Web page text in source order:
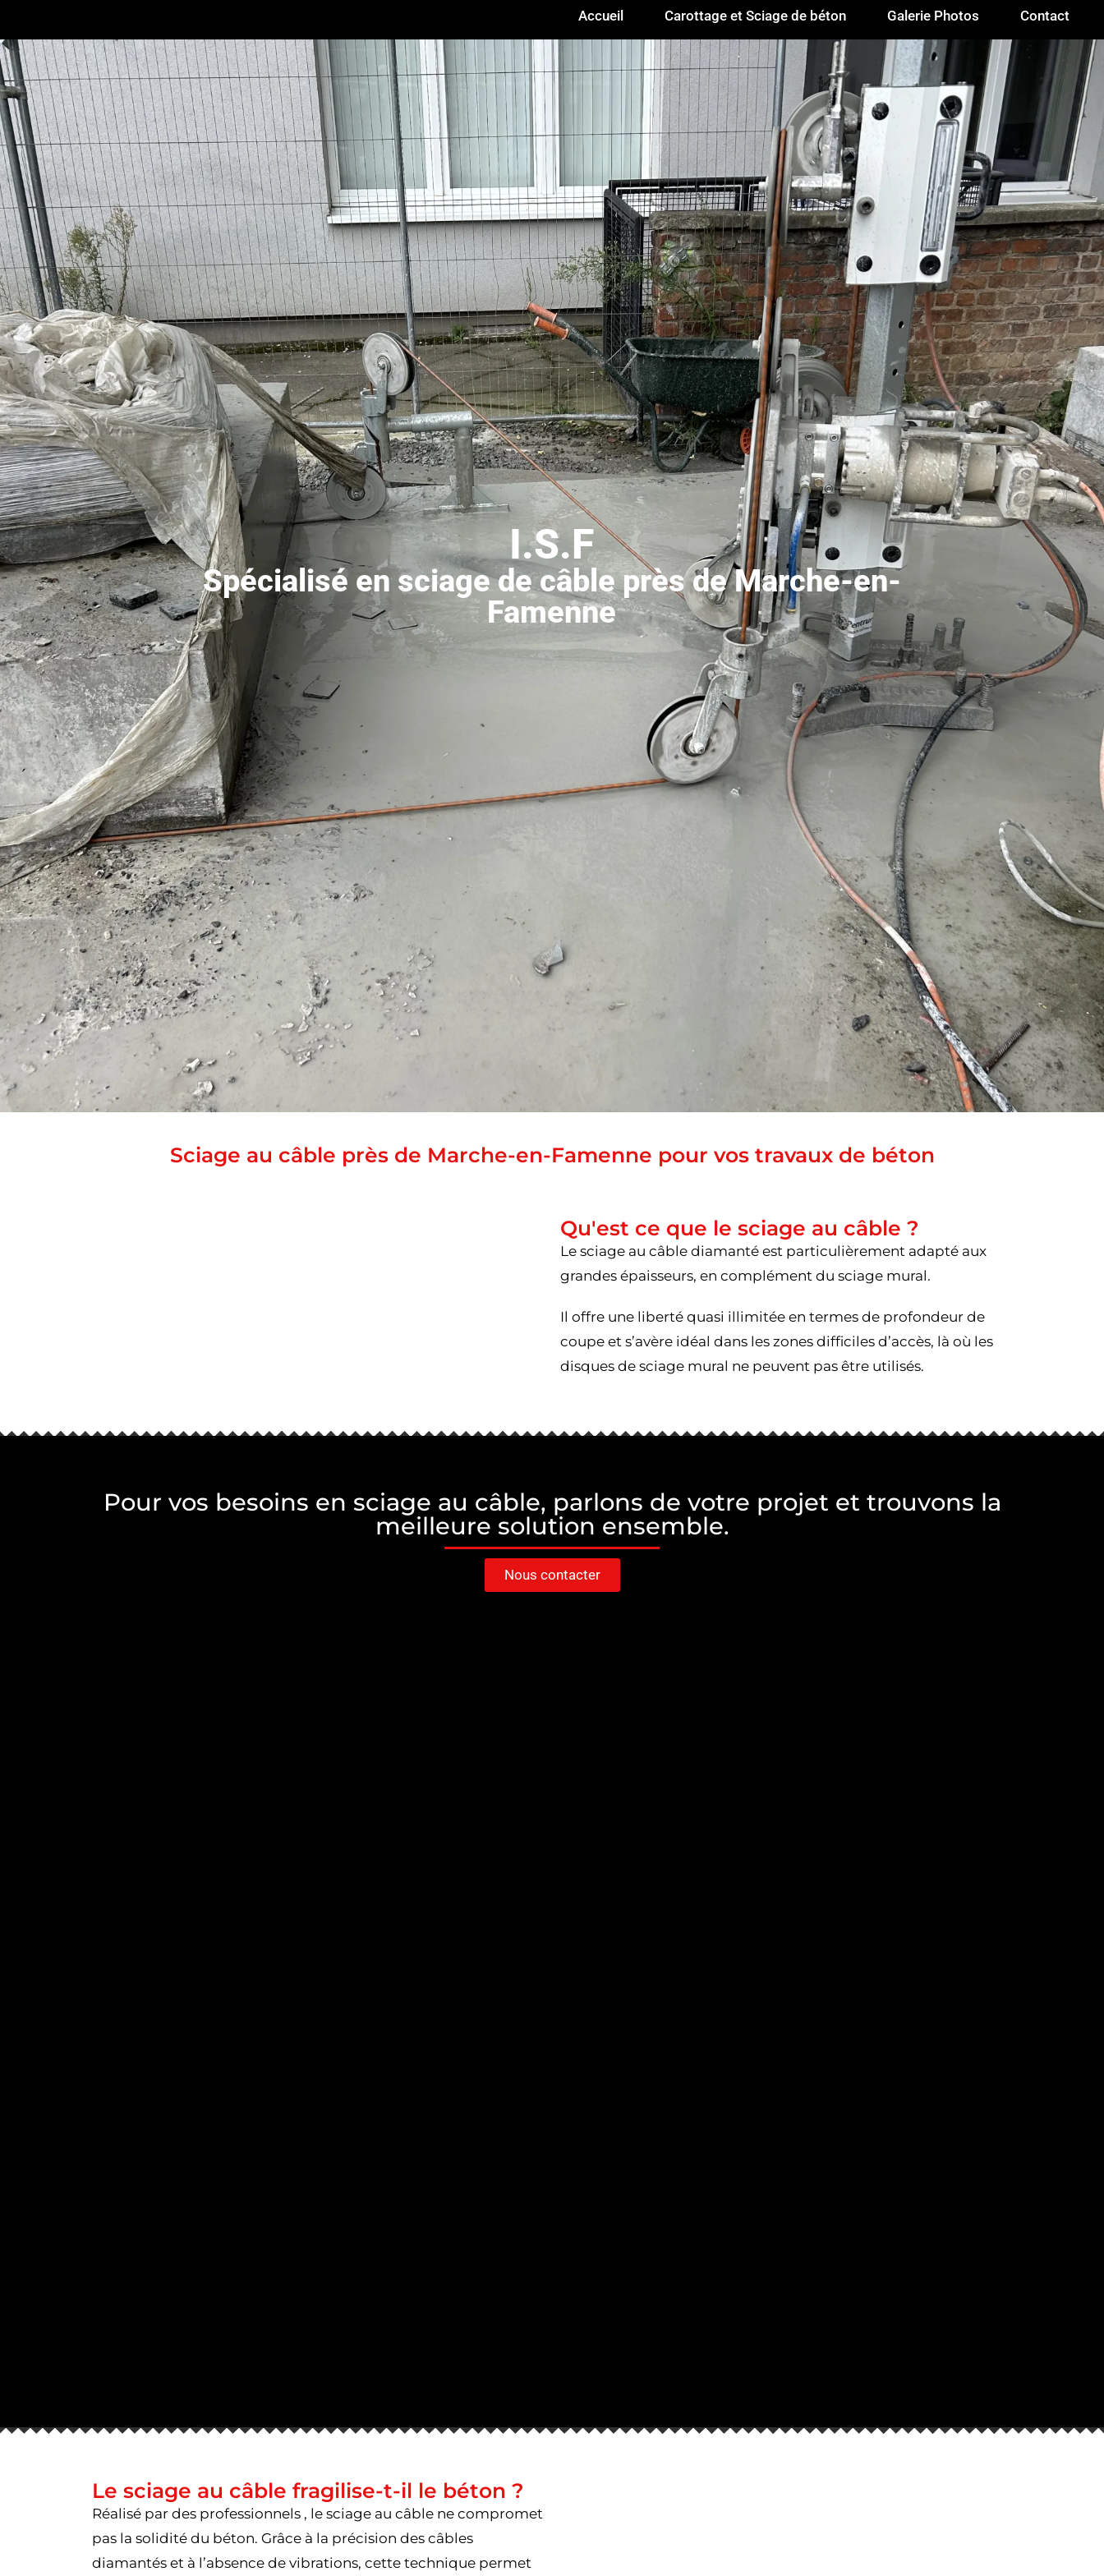
Accueil Carottage et Sciage de béton Galerie Photos Contact
I.S.F
Spécialisé en sciage de câble près de Marche-en-
Famenne
Sciage au câble près de Marche-en-Famenne pour vos travaux de béton
Qu'est ce que le sciage au câble ?
Le sciage au câble diamanté est particulièrement adapté aux
grandes épaisseurs, en complément du sciage mural.
Il offre une liberté quasi illimitée en termes de profondeur de
coupe et s’avère idéal dans les zones difficiles d’accès, là où les
disques de sciage mural ne peuvent pas être utilisés.
Pour vos besoins en sciage au câble, parlons de votre projet et trouvons la
meilleure solution ensemble.
Nous contacter
Le sciage au câble fragilise-t-il le béton ?
Réalisé par des professionnels , le sciage au câble ne compromet
pas la solidité du béton. Grâce à la précision des câbles
diamantés et à l’absence de vibrations, cette technique permet